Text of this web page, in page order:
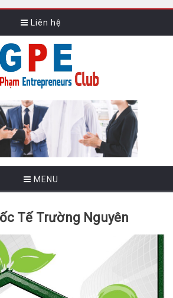
Liên hệ
MENU
Tế Trường Nguyên